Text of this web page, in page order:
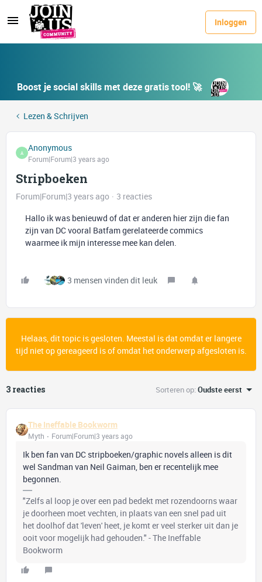
Inloggen
Boost je social skills met deze gratis tool! 🚀
Lezen & Schrijven
A Anonymous
Forum|Forum|3 years ago
Stripboeken
Forum|Forum|3 years ago
3 reacties
Hallo ik was benieuwd of dat er anderen hier zijn die fan
zijn van DC vooral Batfam gerelateerde commics
waarmee ik mijn interesse mee kan delen.
3 mensen vinden dit leuk
Helaas, dit topic is gesloten. Meestal is dat omdat er langere
tijd niet op gereageerd is of omdat het onderwerp afgesloten is.
3 reacties Sorteren op:Oudste eerst
The Ineffable Bookworm
Myth Forum|Forum|3 years ago
Ik ben fan van DC stripboeken/graphic novels alleen is dit
wel Sandman van Neil Gaiman, ben er recentelijk mee
begonnen.
"Zelfs al loop je over een pad bedekt met rozendoorns waar
je doorheen moet vechten, in plaats van een snel pad uit
het doolhof dat 'leven' heet, je komt er veel sterker uit dan je
ooit voor mogelijk had gehouden." - The Ineffable
Bookworm